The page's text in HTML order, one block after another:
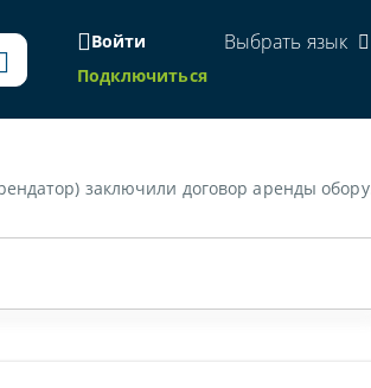
Войти
Подключиться
Выбрать язык
только при наличии единогласного решения участников ООО. Правомерно ли такое условие договора аренды?»